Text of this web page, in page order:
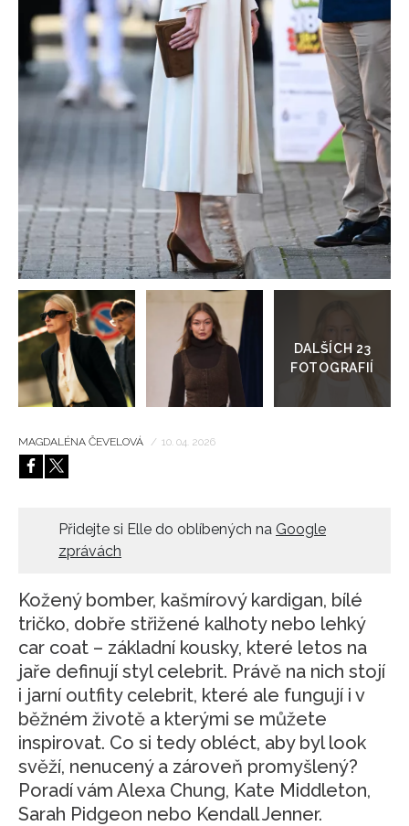
HOME
Přejít
galerie
MAGDALÉNA ČEVELOVÁ / 10. 04. 2026
Přidejte si Elle do oblíbených na Google
zprávách
Kožený bomber, kašmírový kardigan, bílé
tričko, dobře střižené kalhoty nebo lehký
car coat – základní kousky, které letos na
jaře definují styl celebrit. Právě na nich stojí
i jarní outfity celebrit, které ale fungují i v
běžném životě a kterými se můžete
inspirovat. Co si tedy obléct, aby byl look
svěží, nenucený a zároveň promyšlený?
Poradí vám Alexa Chung, Kate Middleton,
Sarah Pidgeon nebo Kendall Jenner.